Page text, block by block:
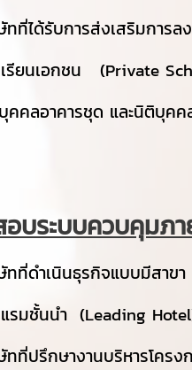
ทที่ได้รับการส่งเสริมการ
เรียนเอกชน (Private
คคลอาคารชุด และนิติบุค
บระบบควบคุมภา
ทที่ดำเนินธุรกิจแบบมีสาข
แรมชั้นนำ (Leading
ทที่ปรึกษางานบริหารโคร